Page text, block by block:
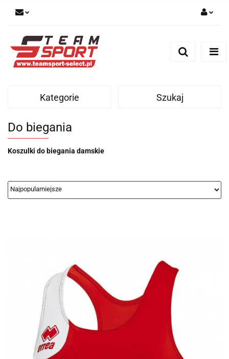
Zarejestruj się
Kategorie Szukaj
Do biegania
Koszulki do biegania damskie